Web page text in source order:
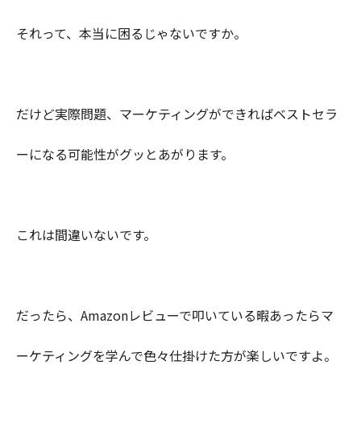
それって、本当に困るじゃないですか。
だけど実際問題、マーケティングができればベストセラ
ーになる可能性がグッとあがります。
これは間違いないです。
だったら、Amazonレビューで叩いている暇あったらマ
ーケティングを学んで色々仕掛けた方が楽しいですよ。